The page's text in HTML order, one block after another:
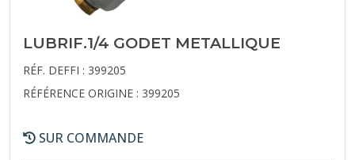
LUBRIF.1/4 GODET METALLIQUE
RÉF. DEFFI : 399205
RÉFÉRENCE ORIGINE : 399205
SUR COMMANDE